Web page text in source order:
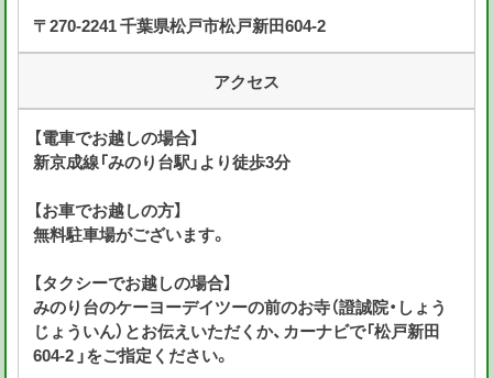
〒270-2241 千葉県松戸市松戸新田604-2
アクセス
【電車でお越しの場合】
新京成線「みのり台駅」より徒歩3分
【お車でお越しの方】
無料駐車場がございます。
【タクシーでお越しの場合】
みのり台のケーヨーデイツーの前のお寺（證誠院・しょう
じょういん）とお伝えいただくか、カーナビで「松戸新田
604-2 」をご指定ください。